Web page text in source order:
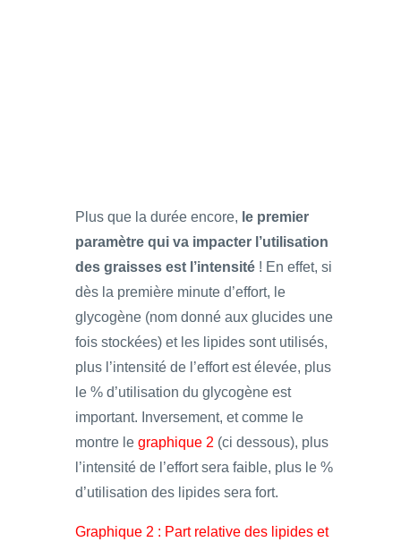
Plus que la durée encore, le premier
paramètre qui va impacter l’utilisation
des graisses est l’intensité ! En effet, si
dès la première minute d’effort, le
glycogène (nom donné aux glucides une
fois stockées) et les lipides sont utilisés,
plus l’intensité de l’effort est élevée, plus
le % d’utilisation du glycogène est
important. Inversement, et comme le
montre le graphique 2 (ci dessous), plus
l’intensité de l’effort sera faible, plus le %
d’utilisation des lipides sera fort.
Graphique 2 : Part relative des lipides et